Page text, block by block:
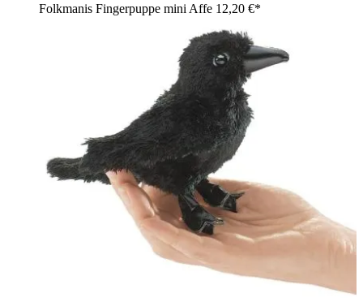
Folkmanis Fingerpuppe mini Affe 12,20 €*